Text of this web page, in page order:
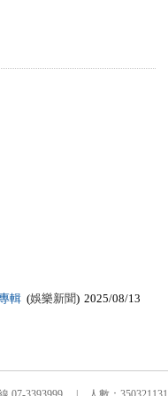
輯 (娛樂新聞) 2025/08/13